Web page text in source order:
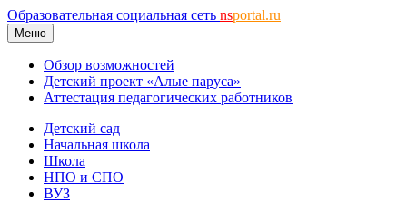
Образовательная социальная сеть nsportal.ru
Меню
Обзор возможностей
Детский проект «Алые паруса»
Аттестация педагогических работников
Детский сад
Начальная школа
Школа
НПО и СПО
ВУЗ